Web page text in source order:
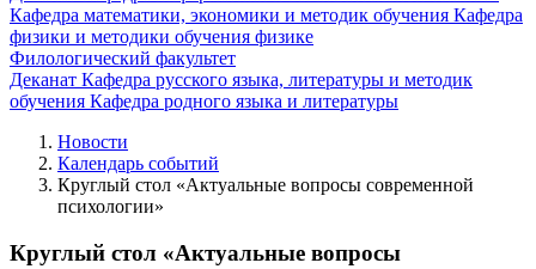
Кафедра математики, экономики и методик обучения Кафедра
физики и методики обучения физике
Филологический факультет
Деканат Кафедра русского языка, литературы и методик
обучения Кафедра родного языка и литературы
Новости
Календарь событий
Круглый стол «Актуальные вопросы современной
психологии»
Круглый стол «Актуальные вопросы